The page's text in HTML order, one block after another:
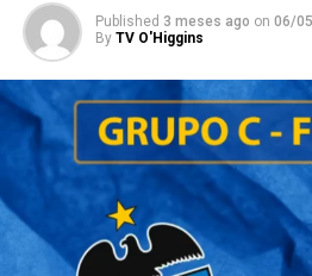
Published 3 meses ago on 06/
By TV O'Higgins